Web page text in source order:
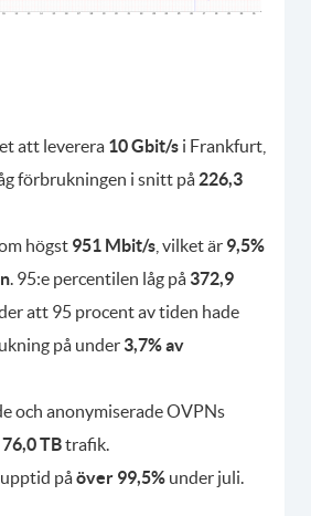
att leverera 10 Gbit/s i Frankfurt,
förbrukningen i snitt på 226,3
högst 951 Mbit/s , vilket är 9,5%
. 95:e percentilen låg på 372,9
att 95 procent av tiden hade
på under 3,7% av
och anonymiserade OVPNs
76,0 TBtrafik.
påöver 99,5% under juli.